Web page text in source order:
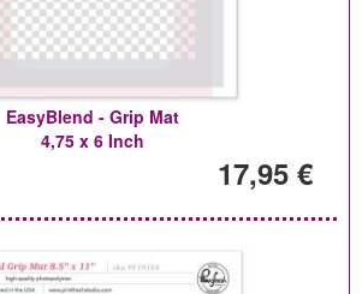
EasyBlend - Grip Mat
4,75 x 6 Inch
17,95 €